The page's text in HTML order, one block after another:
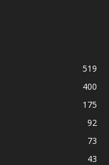
519
400
175
92
73
43